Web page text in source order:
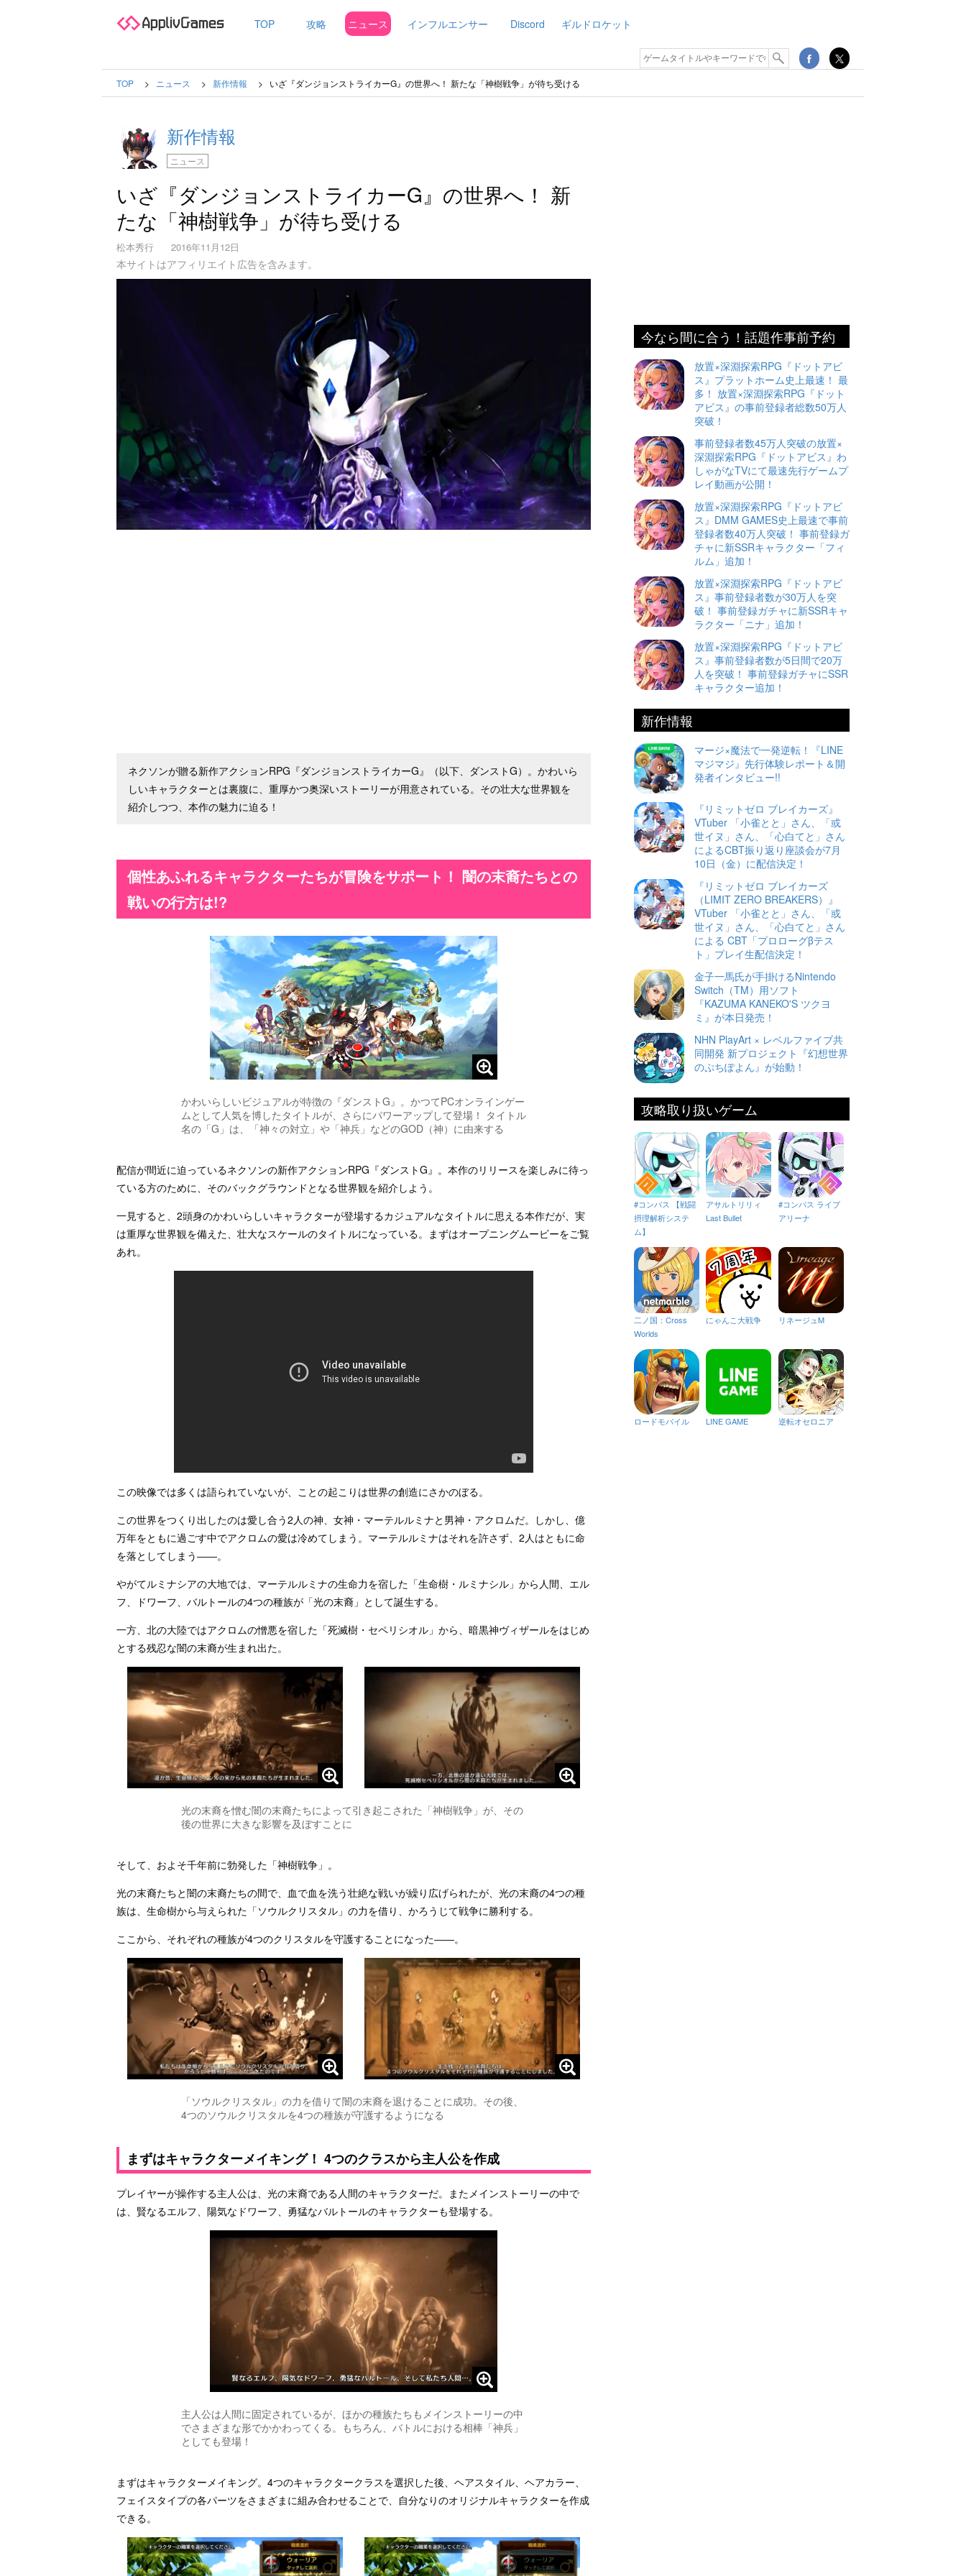
TOP 攻略 ニュース インフルエンサー Discord ギルドロケット
TOP ニュース 新作情報 いざ『ダンジョンストライカーG』の世界へ！ 新たな「神樹戦争」が待ち受ける
新作情報
ニュース
いざ『ダンジョンストライカーG』の世界へ！ 新
たな「神樹戦争」が待ち受ける
松本秀行 2016年11月12日
本サイトはアフィリエイト広告を含みます。
ネクソンが贈る新作アクションRPG『ダンジョンストライカーG』（以下、ダンストG）。かわいら
しいキャラクターとは裏腹に、重厚かつ奥深いストーリーが用意されている。その壮大な世界観を
紹介しつつ、本作の魅力に迫る！
個性あふれるキャラクターたちが冒険をサポート！ 闇の末裔たちとの
戦いの行方は!?
かわいらしいビジュアルが特徴の『ダンストG』。かつてPCオンラインゲー
ムとして人気を博したタイトルが、さらにパワーアップして登場！ タイトル
名の「G」は、「神々の対立」や「神兵」などのGOD（神）に由来する
配信が間近に迫っているネクソンの新作アクションRPG『ダンストG』。本作のリリースを楽しみに待っ
ている方のために、そのバックグラウンドとなる世界観を紹介しよう。
一見すると、2頭身のかわいらしいキャラクターが登場するカジュアルなタイトルに思える本作だが、実
は重厚な世界観を備えた、壮大なスケールのタイトルになっている。まずはオープニングムービーをご覧
あれ。
この映像では多くは語られていないが、ことの起こりは世界の創造にさかのぼる。
この世界をつくり出したのは愛し合う2人の神、女神・マーテルルミナと男神・アクロムだ。しかし、億
万年をともに過ごす中でアクロムの愛は冷めてしまう。マーテルルミナはそれを許さず、2人はともに命
を落としてしまう――。
やがてルミナシアの大地では、マーテルルミナの生命力を宿した「生命樹・ルミナシル」から人間、エル
フ、ドワーフ、バルトールの4つの種族が「光の末裔」として誕生する。
一方、北の大陸ではアクロムの憎悪を宿した「死滅樹・セペリシオル」から、暗黒神ヴィザールをはじめ
とする残忍な闇の末裔が生まれ出た。
光の末裔を憎む闇の末裔たちによって引き起こされた「神樹戦争」が、その
後の世界に大きな影響を及ぼすことに
そして、およそ千年前に勃発した「神樹戦争」。
光の末裔たちと闇の末裔たちの間で、血で血を洗う壮絶な戦いが繰り広げられたが、光の末裔の4つの種
族は、生命樹から与えられた「ソウルクリスタル」の力を借り、かろうじて戦争に勝利する。
ここから、それぞれの種族が4つのクリスタルを守護することになった――。
「ソウルクリスタル」の力を借りて闇の末裔を退けることに成功。その後、
4つのソウルクリスタルを4つの種族が守護するようになる
まずはキャラクターメイキング！ 4つのクラスから主人公を作成
プレイヤーが操作する主人公は、光の末裔である人間のキャラクターだ。またメインストーリーの中で
は、賢なるエルフ、陽気なドワーフ、勇猛なバルトールのキャラクターも登場する。
主人公は人間に固定されているが、ほかの種族たちもメインストーリーの中
でさまざまな形でかかわってくる。もちろん、バトルにおける相棒「神兵」
としても登場！
まずはキャラクターメイキング。4つのキャラクタークラスを選択した後、ヘアスタイル、ヘアカラー、
フェイスタイプの各パーツをさまざまに組み合わせることで、自分なりのオリジナルキャラクターを作成
できる。
今なら間に合う！話題作事前予約
放置×深淵探索RPG『ドットアビ
ス』プラットホーム史上最速！ 最
多！ 放置×深淵探索RPG『ドット
アビス』の事前登録者総数50万人
突破！
事前登録者数45万人突破の放置×
深淵探索RPG『ドットアビス』わ
しゃがなTVにて最速先行ゲームプ
レイ動画が公開！
放置×深淵探索RPG『ドットアビ
ス』DMM GAMES史上最速で事前
登録者数40万人突破！ 事前登録ガ
チャに新SSRキャラクター「フィ
ルム」追加！
放置×深淵探索RPG『ドットアビ
ス』事前登録者数が30万人を突
破！ 事前登録ガチャに新SSRキャ
ラクター「ニナ」追加！
放置×深淵探索RPG『ドットアビ
ス』事前登録者数が5日間で20万
人を突破！ 事前登録ガチャにSSR
キャラクター追加！
新作情報
マージ×魔法で一発逆転！『LINE
マジマジ』先行体験レポート＆開
発者インタビュー!!
『リミットゼロ ブレイカーズ』
VTuber 「小雀とと」さん、「或
世イヌ」さん、「心白てと」さん
によるCBT振り返り座談会が7月
10日（金）に配信決定！
『リミットゼロ ブレイカーズ
（LIMIT ZERO BREAKERS）』
VTuber 「小雀とと」さん、「或
世イヌ」さん、「心白てと」さん
による CBT「プロローグβテス
ト」プレイ生配信決定！
金子一馬氏が手掛けるNintendo
Switch（TM）用ソフト
『KAZUMA KANEKO'S ツクヨ
ミ』が本日発売！
NHN PlayArt × レベルファイブ共
同開発 新プロジェクト『幻想世界
のぷちぽよん』が始動！
攻略取り扱いゲーム
#コンパス 【戦闘
摂理解析システ
ム】
アサルトリリィ
Last Bullet
#コンパス ライブ
アリーナ
二ノ国：Cross
Worlds
にゃんこ大戦争 リネージュM
ロードモバイル LINE GAME 逆転オセロニア